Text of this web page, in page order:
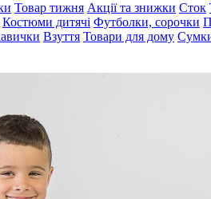
Товар тижня Акції та знижки Сток
Костюми дитячі Футболки, сорочки
Взуття Товари для дому